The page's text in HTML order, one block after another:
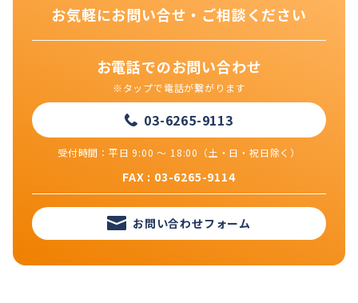
お気軽にお問い合せ・ご相談ください
お電話でのお問い合わせ
※タップで電話が繋がります
受付時間：平日 9:00 ～ 18:00（土・日・祝日除く）
03-6265-9113
FAX : 03-6265-9114
お問い合わせフォーム